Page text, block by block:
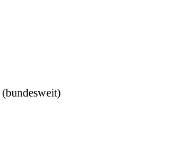
(bundesweit)